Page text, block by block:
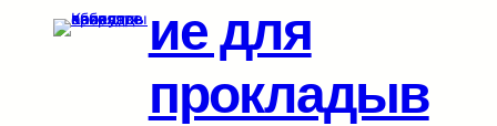
ие для
прокладыв